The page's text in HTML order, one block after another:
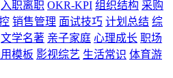
入职离职 OKR-KPI 组织结构 采购
销售管理 面试技巧 计划总结 综
文学名著 亲子家庭 心理成长 职场
模板 影视综艺 生活常识 体育游